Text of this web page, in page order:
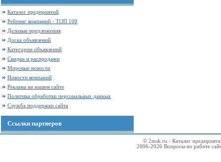
Каталог предприятий
Рейтинг компаний - ТОП 100
Деловые предложения
Доска объявлений
Категории объявлений
Скидки и распродажи
Мировые новости
Новости компаний
Реклама на нашем сайте
Политика обработки персональных данных
Служба поддержки сайта
Ссылки партнеров
© 2msk.ru - Каталог
2006-2026 Вопросы по работе